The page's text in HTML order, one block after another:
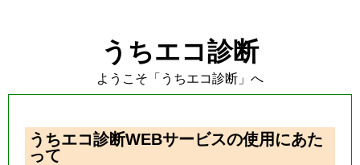
うちエコ診断
ようこそ「うちエコ診断」へ
うちエコ診断WEBサービスの使用にあた
って